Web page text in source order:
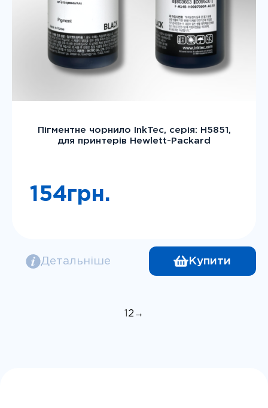
Пігментне чорнило InkTec, серія: H5851,
для принтерів Hewlett-Packard
154грн.
Детальніше Купити
2 →